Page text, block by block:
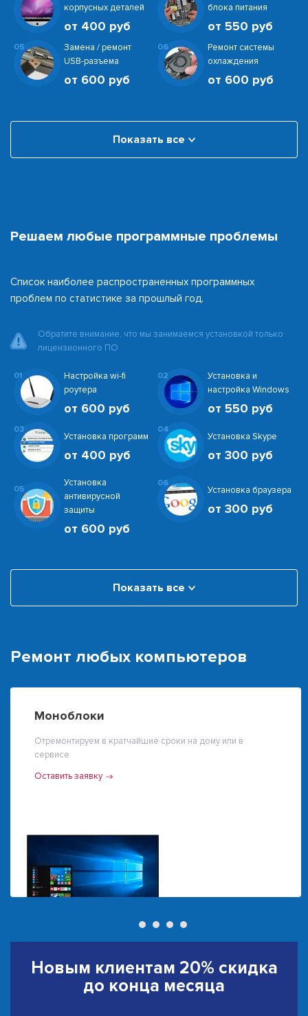
корпусных деталей
от 400 руб
блока питания
от 550 руб
05
Замена / ремонт
USB-разъема
от 600 руб
06
Ремонт системы
охлаждения
от 600 руб
Показать все
Решаем любые программные проблемы
Список наиболее распространенных программных
проблем по статистике за прошлый год.
Обратите внимание, что мы занимаемся установкой только
лицензионного ПО
01
Настройка wi-fi
роутера
от 600 руб
02
Установка и
настройка Windows
от 550 руб
03
Установка программ
от 400 руб
04
Установка Skype
от 300 руб
05
Установка
антивирусной
защиты
от 600 руб
06
Установка браузера
от 300 руб
Показать все
Ремонт любых компьютеров
Моноблоки
Отремонтируем в кратчайшие сроки на дому или в
сервисе
Оставить заявку
Новым клиентам 20% скидка
до конца месяца